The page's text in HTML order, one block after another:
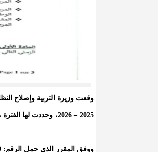
وقعت وزيرة التربية وإصلاح
2025 – 2026، وحددت لها الفترة من 22 يونيو إلى 02 يوليو 2026.